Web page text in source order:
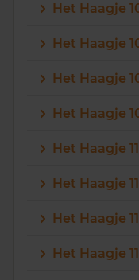
Het Haagje
Het Haagje
Het Haagje
Het Haagje
Het Haagje 11
Het Haagje
Het Haagje
Het Haagje